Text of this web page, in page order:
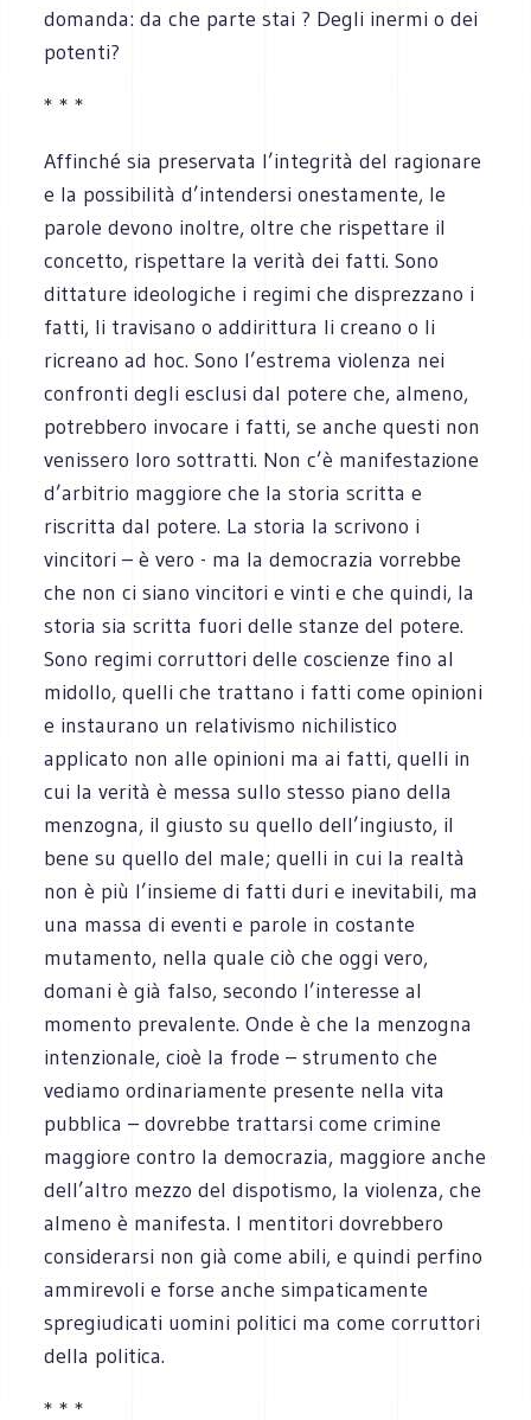
domanda: da che parte stai ? Degli inermi o dei
potenti?
* * *
Affinché sia preservata l’integrità del ragionare
e la possibilità d’intendersi onestamente, le
parole devono inoltre, oltre che rispettare il
concetto, rispettare la verità dei fatti. Sono
dittature ideologiche i regimi che disprezzano i
fatti, li travisano o addirittura li creano o li
ricreano ad hoc. Sono l’estrema violenza nei
confronti degli esclusi dal potere che, almeno,
potrebbero invocare i fatti, se anche questi non
venissero loro sottratti. Non c’è manifestazione
d’arbitrio maggiore che la storia scritta e
riscritta dal potere. La storia la scrivono i
vincitori – è vero - ma la democrazia vorrebbe
che non ci siano vincitori e vinti e che quindi, la
storia sia scritta fuori delle stanze del potere.
Sono regimi corruttori delle coscienze fino al
midollo, quelli che trattano i fatti come opinioni
e instaurano un relativismo nichilistico
applicato non alle opinioni ma ai fatti, quelli in
cui la verità è messa sullo stesso piano della
menzogna, il giusto su quello dell’ingiusto, il
bene su quello del male; quelli in cui la realtà
non è più l’insieme di fatti duri e inevitabili, ma
una massa di eventi e parole in costante
mutamento, nella quale ciò che oggi vero,
domani è già falso, secondo l’interesse al
momento prevalente. Onde è che la menzogna
intenzionale, cioè la frode – strumento che
vediamo ordinariamente presente nella vita
pubblica – dovrebbe trattarsi come crimine
maggiore contro la democrazia, maggiore anche
dell’altro mezzo del dispotismo, la violenza, che
almeno è manifesta. I mentitori dovrebbero
considerarsi non già come abili, e quindi perfino
ammirevoli e forse anche simpaticamente
spregiudicati uomini politici ma come corruttori
della politica.
* * *